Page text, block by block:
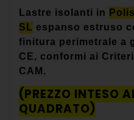
Lastre isolanti in
SL espanso estruso
finitura perimetrale a
CE, conformi ai
CAM.
(PREZZO INTESO
QUADRATO)